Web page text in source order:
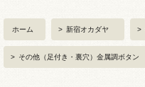
ホーム > 新宿オカダヤ >
> その他（足付き・裏穴）金属調ボタン